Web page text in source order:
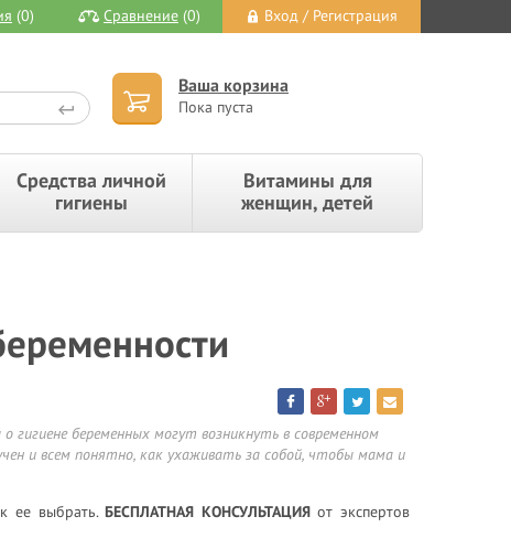
(0) Сравнение (0) Вход / Регистрация
Ваша корзина
Пока пуста
Средства личной
гигиены
Витамины для
женщин, детей
гигиене беременных могут возникнуть в современном
и всем понятно, как ухаживать за собой, чтобы мама и
ее выбрать.БЕСПЛАТНАЯ КОНСУЛЬТАЦИЯот экспертов